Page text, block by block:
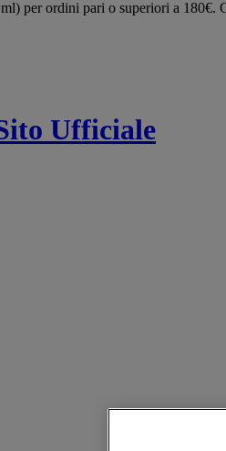
per ordini pari o superiori a 180€.
Ufficiale